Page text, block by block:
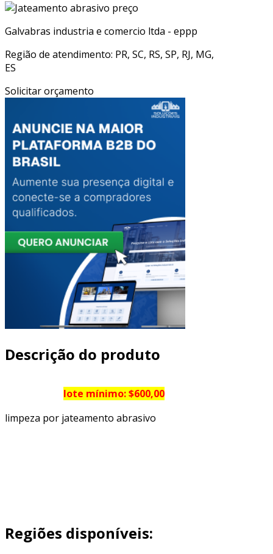
Galvabras industria e comercio ltda - eppp
Região de atendimento: PR, SC, RS, SP, RJ, MG,
ES
Solicitar orçamento
Descrição do produto
lote mínimo: $600,00
limpeza por jateamento abrasivo
Regiões disponíveis: